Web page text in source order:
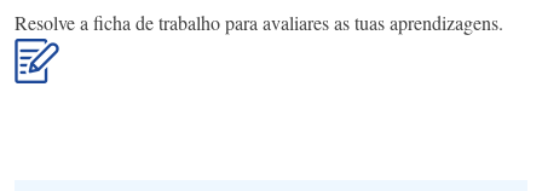
Resolve a ficha de trabalho para avaliares as tuas aprendizagens.